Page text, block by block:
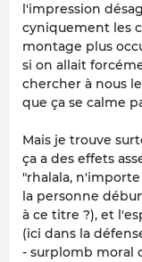
l'impression
cyniquement les
montage plus
si on allait
chercher à nous
que ça se calme
Mais je trouve
ça a des effets
"rhalala,
la personne
à ce titre ?), et
(ici dans la
- surplomb moral